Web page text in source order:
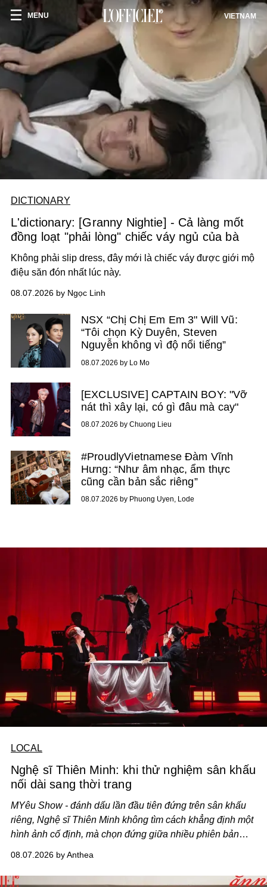
MENU VIETNAM
DICTIONARY
L'dictionary: [Granny Nightie] - Cả làng mốt
đồng loạt "phải lòng" chiếc váy ngủ của bà
Không phải slip dress, đây mới là chiếc váy được giới mộ
điệu săn đón nhất lúc này.
08.07.2026 by Ngọc Linh
NSX “Chị Chị Em Em 3" Will Vũ:
“Tôi chọn Kỳ Duyên, Steven
Nguyễn không vì độ nổi tiếng”
08.07.2026 by Lo Mo
[EXCLUSIVE] CAPTAIN BOY: "Vỡ
nát thì xây lại, có gì đâu mà cay"
08.07.2026 by Chuong Lieu
#ProudlyVietnamese Đàm Vĩnh
Hưng: “Như âm nhạc, ẩm thực
cũng cần bản sắc riêng”
08.07.2026 by Phuong Uyen, Lode
LOCAL
Nghệ sĩ Thiên Minh: khi thử nghiệm sân khấu
nối dài sang thời trang
MYêu Show - đánh dấu lần đầu tiên đứng trên sân khấu
riêng, Nghệ sĩ Thiên Minh không tìm cách khẳng định một
hình ảnh cố định, mà chọn đứng giữa nhiều phiên bản
một bộ suit lụa - như một cách "take the risk" khác, ngoài
âm nhạc.
08.07.2026 by Anthea